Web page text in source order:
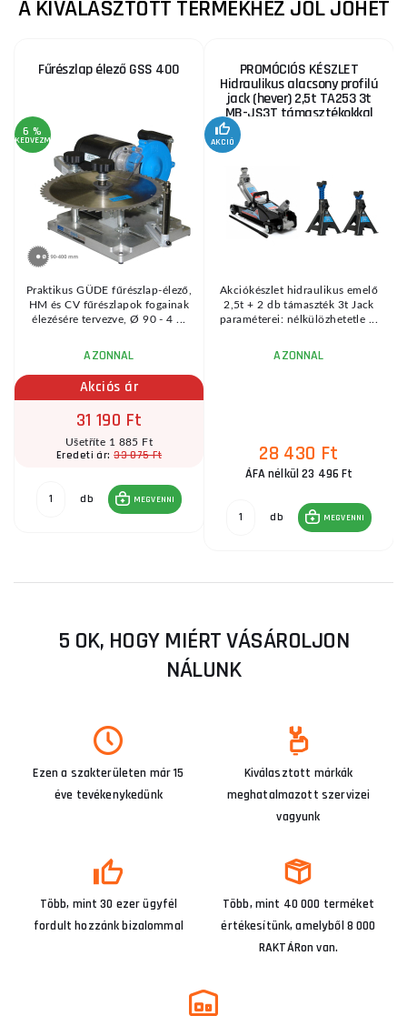
A KIVÁLASZTOTT TERMÉKHEZ JÓL JÖHET
Fűrészlap élező GSS 400
6 %
KEDVEZMÉNY
Praktikus GÜDE fűrészlap-élező,
HM és CV fűrészlapok fogainak
élezésére tervezve, Ø 90 - 4 ...
AZONNAL
Akciós ár
31 190 Ft
Ušetříte 1 885 Ft
Eredeti ár:33 075 Ft
db MEGVENNI
PROMÓCIÓS KÉSZLET
Hidraulikus alacsony profilú
jack (hever) 2,5t TA253 3t
MB-JS3T támasztékokkal
AKCIÓ
Akciókészlet hidraulikus emelő
2,5t + 2 db támaszték 3t Jack
paraméterei: nélkülözhetetle ...
AZONNAL
28 430 Ft
ÁFA nélkül 23 496 Ft
db MEGVENNI
5 OK, HOGY MIÉRT VÁSÁROLJON
NÁLUNK
Ezen a szakterületen már 15
éve tevékenykedünk
Kiválasztott márkák
meghatalmazott szervizei
vagyunk
Több, mint 30 ezer ügyfél
fordult hozzánk bizalommal
Több, mint 40 000 terméket
értékesítünk, amelyből 8 000
RAKTÁRon van.